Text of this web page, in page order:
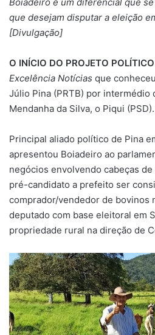
Boiadeiro é um diferencial que
que desejam disputar a eleição
[Divulgação]
O INÍCIO DO PROJETO POLÍTICO
Excelência Notícias que
Júlio Pina (PRTB) por intermédio
Mendanha da Silva, o Piqui (PSD).
Principal aliado político de Pina
apresentou Boiadeiro ao
negócios envolvendo cabeças
pré-candidato a prefeito ser
comprador/vendedor de bovinos
deputado com base eleitoral em
propriedade rural na direção de